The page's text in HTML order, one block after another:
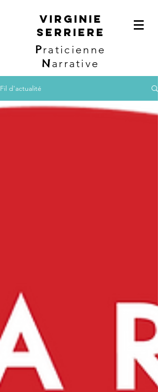
Virginie
Serriere
Praticienne
Narrative
Fil d'actualité